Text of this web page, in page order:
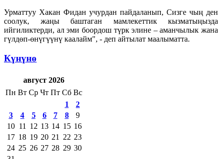
Урматтуу Хакан Фидан учурдан пайдаланып, Сизге чың ден
соолук, жаңы баштаган мамлекеттик кызматыңызда
ийгиликтерди, ал эми боордош түрк элине – аманчылык жана
гүлдөп-өнүгүүнү каалайм", - деп айтылат маалыматта.
Күнүнө
август 2026
Пн Вт Ср Чт Пт Сб Вс
1
2
3
4 5 6 7 8
9
10 11 12 13 14 15 16
17 18 19 20 21 22 23
24 25 26 27 28 29 30